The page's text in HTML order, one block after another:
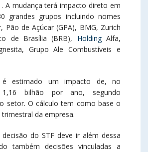
. A mudança terá impacto direto em
grandes grupos incluindo nomes
Pão de Açúcar (GPA), BMG, Zurich
de Brasília (BRB), HoldingAlfa,
Grupo Ale Combustíveis e
é estimado um impacto de, no
bilhão por ano, segundo
setor. O cálculo tem como base o
da empresa.
do STF deve ir além dessa
também decisões vinculadas a